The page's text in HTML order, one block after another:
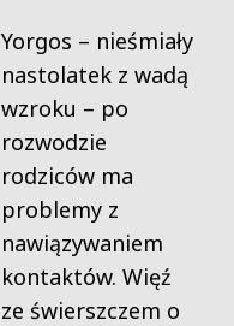
Yorgos – nieśmiały
nastolatek z wadą
wzroku – po
rozwodzie
rodziców ma
problemy z
nawiązywaniem
kontaktów. Więź
ze świerszczem o